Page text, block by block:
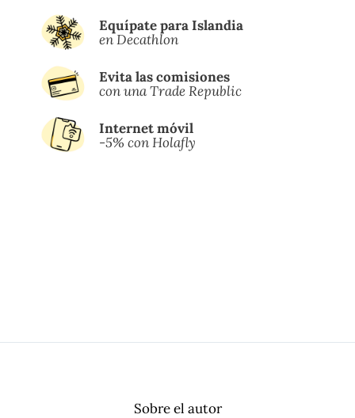
Equípate para Islandia
en Decathlon
Evita las comisiones
con una Trade Republic
Internet móvil
-5% con Holafly
Sobre el autor